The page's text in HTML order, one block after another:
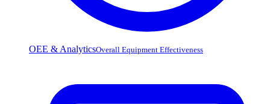
OEE & AnalyticsOverall Equipment Effectiveness